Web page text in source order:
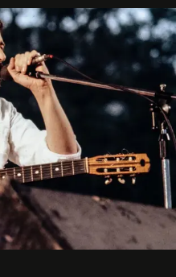
che abbiamo.